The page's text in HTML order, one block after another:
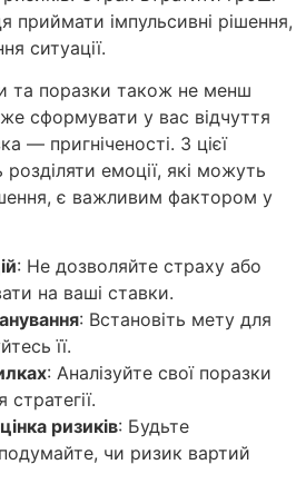
приймати імпульсивні рішення,
ситуації.
та поразки також не менш
сформувати у вас відчуття
— пригніченості. З цієї
емоції, які можуть
є важливим фактором у
: Не дозволяйте страху або
на ваші ставки.
: Встановіть мету для
її.
: Аналізуйте свої поразки
ризиків: Будьте
чи ризик вартий